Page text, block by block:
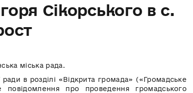
Сікорського в с.
міська рада.
в розділі «Відкрита громада» («Громадське
повідомлення про проведення громадського